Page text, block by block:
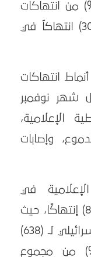
إلى وقوع ما نسبته (86%) من انتهاكات
الحريات الإعلامية البالغ عددها (30) انتهاكاً في
انتهاكات
شهر نوفمبر
الإعلامية،
وإصابات
في
فلسطين خلال العام 2021م (884) إنتهاكًا، حيث
رصدت الوحدة ارتكاب الاحتلال الإسرائيلي لـ (638)
وهو ما نسبته (72%) من مجموع